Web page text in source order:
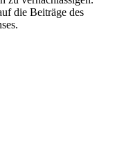
die Beiträge des